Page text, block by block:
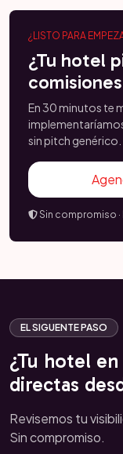
¿LISTO PARA
¿Tu hotel
En 30 minutos te
sin pitch genérico.
Sin compromiso
EL SIGUENTE PASO
¿Tu hotel
directas
Revisemos tu
Sin compromiso.